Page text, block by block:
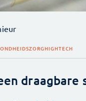
HIGHTECH
draagbare